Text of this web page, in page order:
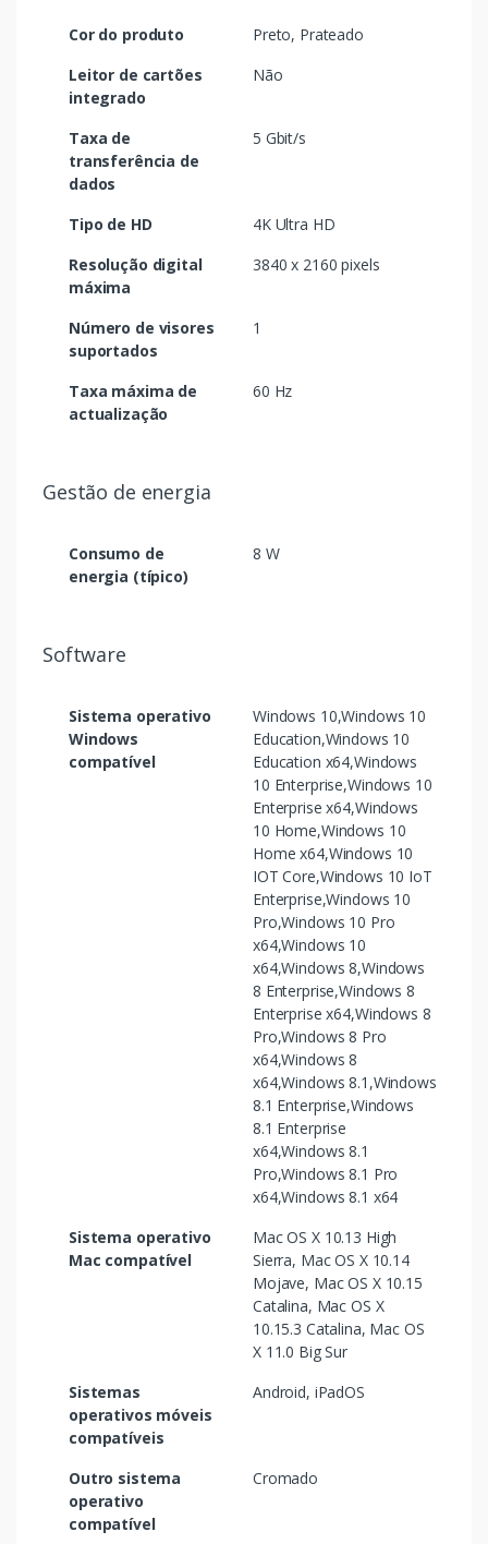
Cor do produto
Preto, Prateado
Leitor de cartões
integrado
Não
Taxa de
transferência de
dados
5 Gbit/s
Tipo de HD
4K Ultra HD
Resolução digital
máxima
3840 x 2160 pixels
Número de visores
suportados
1
Taxa máxima de
actualização
60 Hz
Gestão de energia
Consumo de
energia (típico)
8 W
Software
Sistema operativo
Windows
compatível
Windows 10,Windows 10
Education,Windows 10
Education x64,Windows
10 Enterprise,Windows 10
Enterprise x64,Windows
10 Home,Windows 10
Home x64,Windows 10
IOT Core,Windows 10 IoT
Enterprise,Windows 10
Pro,Windows 10 Pro
x64,Windows 10
x64,Windows 8,Windows
8 Enterprise,Windows 8
Enterprise x64,Windows 8
Pro,Windows 8 Pro
x64,Windows 8
x64,Windows 8.1,Windows
8.1 Enterprise,Windows
8.1 Enterprise
x64,Windows 8.1
Pro,Windows 8.1 Pro
x64,Windows 8.1 x64
Sistema operativo
Mac compatível
Mac OS X 10.13 High
Sierra, Mac OS X 10.14
Mojave, Mac OS X 10.15
Catalina, Mac OS X
10.15.3 Catalina, Mac OS
X 11.0 Big Sur
Sistemas
operativos móveis
compatíveis
Android, iPadOS
Outro sistema
operativo
compatível
Cromado